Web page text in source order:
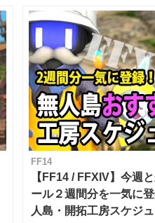
FF14
【FF14 / FFXIV】今週
ール２週間分を一気に
人島・開拓工房スケジ